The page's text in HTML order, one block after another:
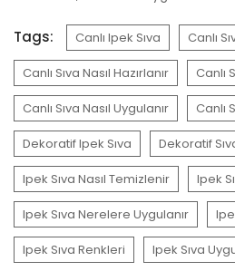
Tags: Canlı Ipek Sıva Canlı
Canlı Sıva Nasıl Hazırlanır Canlı
Canlı Sıva Nasıl Uygulanır Canlı
Dekoratif Ipek Sıva Dekoratif
Ipek Sıva Nasıl Temizlenir Ipek
Ipek Sıva Nerelere Uygulanır
Ipek Sıva Renkleri Ipek Sıva